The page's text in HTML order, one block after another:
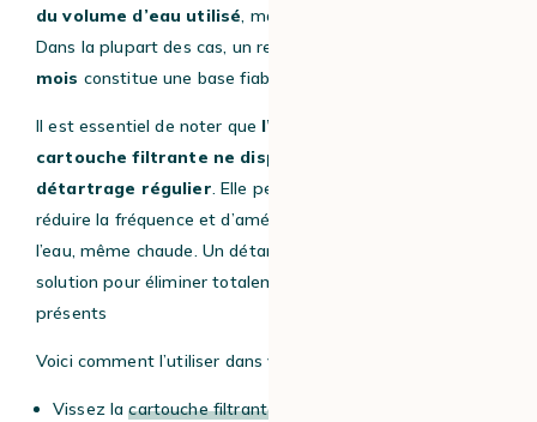
du volume d’eau utilisé, mais aussi de sa qualité initiale.
Dans la plupart des cas, un remplacement
mois constitue une base fiable.
Il est essentiel de noter que l’utilisation d’une
cartouche filtrante ne dispense pas d’un
détartrage régulier. Elle permet simplement d’en
réduire la fréquence et d’améliorer la qualité gustative de
l’eau, même chaude. Un détartrage régulier reste la seule
solution pour éliminer totalement les dépôts déjà
présents
Voici comment l’utiliser dans votre machine Krups :
Vissez lacartouche filtrante